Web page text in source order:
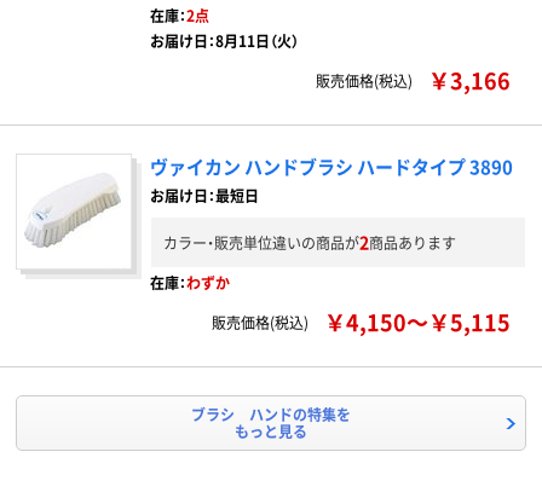
在庫：2点
お届け日：8月11日（火）
販売価格(税込)
￥3,166
ヴァイカン ハンドブラシ ハードタイプ 3890
お届け日：最短日
カラー・販売単位違いの商品が2商品あります
在庫：わずか
販売価格(税込)
￥4,150～￥5,115
ブラシ ハンドの特集を
もっと見る